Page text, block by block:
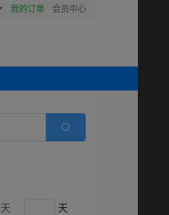
我的订单 会员中心
天